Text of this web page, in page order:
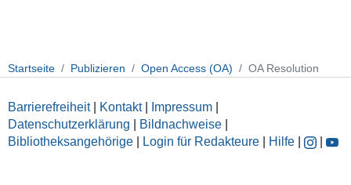
Startseite Publizieren Open Access (OA) OA Resolution
Barrierefreiheit| Kontakt| Impressum
Datenschutzerklärung
Bildnachweise
Bibliotheksangehörige
Login für Redakteure Hilfe